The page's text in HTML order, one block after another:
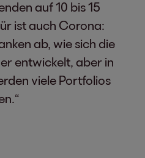
auf 10 bis 15
ist auch Corona:
ab, wie sich die
entwickelt, aber in
viele Portfolios